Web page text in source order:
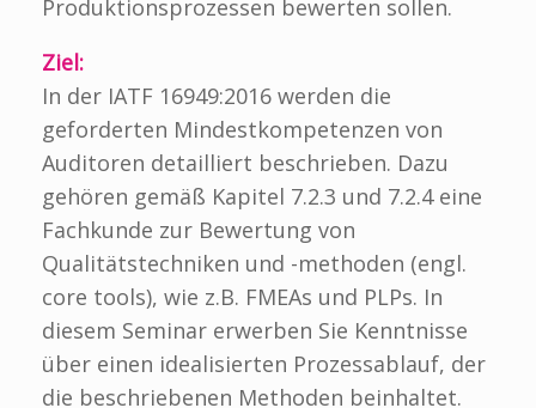
Produktionsprozessen bewerten sollen.
Ziel:
In der IATF 16949:2016 werden die
geforderten Mindestkompetenzen von
Auditoren detailliert beschrieben. Dazu
gehören gemäß Kapitel 7.2.3 und 7.2.4 eine
Fachkunde zur Bewertung von
Qualitätstechniken und -methoden (engl.
core tools), wie z.B. FMEAs und PLPs. In
diesem Seminar erwerben Sie Kenntnisse
über einen idealisierten Prozessablauf, der
die beschriebenen Methoden beinhaltet.